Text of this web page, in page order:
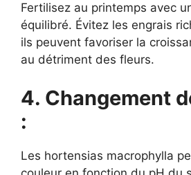
Fertilisez au printemps avec
équilibré. Évitez les engrais
ils peuvent favoriser la
au détriment des fleurs.
4. Changement
:
Les hortensias macrophylla